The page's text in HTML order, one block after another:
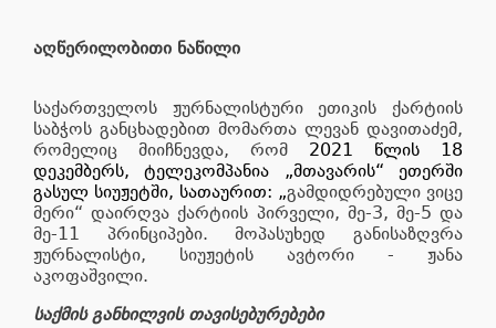
აღწერილობითი ნაწილი
საქართველოს ჟურნალისტური ეთიკის ქარტიის
საბჭოს განცხადებით მომართა ლევან დავითაძემ,
რომელიც მიიჩნევდა, რომ 2021 წლის 18
დეკემბერს, ტელეკომპანია „მთავარის“ ეთერში
გასულ სიუჟეტში, სათაურით: „გამდიდრებული ვიცე
მერი“ დაირღვა ქარტიის პირველი, მე-3, მე-5 და
მე-11 პრინციპები. მოპასუხედ განისაზღვრა
ჟურნალისტი, სიუჟეტის ავტორი - ჟანა
აკოფაშვილი.
საქმის განხილვის თავისებურებები